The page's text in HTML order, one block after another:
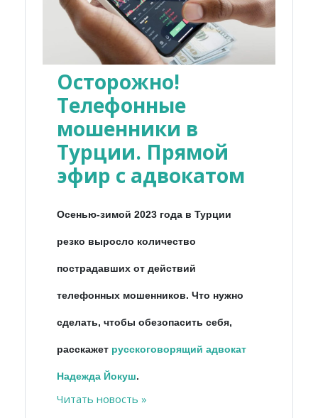
Осторожно!
Телефонные
мошенники в
Турции. Прямой
эфир с адвокатом
Осенью-зимой 2023 года в Турции
резко выросло количество
пострадавших от действий
телефонных мошенников. Что нужно
сделать, чтобы обезопасить себя,
расскажет русскоговорящий адвокат
Надежда Йокуш.
Читать новость »